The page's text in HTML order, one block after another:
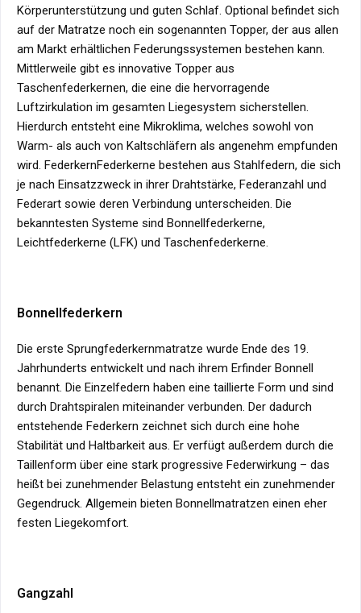
Körperunterstützung und guten Schlaf. Optional befindet sich
auf der Matratze noch ein sogenannten Topper, der aus allen
am Markt erhältlichen Federungssystemen bestehen kann.
Mittlerweile gibt es innovative Topper aus
Taschenfederkernen, die eine die hervorragende
Luftzirkulation im gesamten Liegesystem sicherstellen.
Hierdurch entsteht eine Mikroklima, welches sowohl von
Warm- als auch von Kaltschläfern als angenehm empfunden
wird. FederkernFederkerne bestehen aus Stahlfedern, die sich
je nach Einsatzzweck in ihrer Drahtstärke, Federanzahl und
Federart sowie deren Verbindung unterscheiden. Die
bekanntesten Systeme sind Bonnellfederkerne,
Leichtfederkerne (LFK) und Taschenfederkerne.
Bonnellfederkern
Die erste Sprungfederkernmatratze wurde Ende des 19.
Jahrhunderts entwickelt und nach ihrem Erfinder Bonnell
benannt. Die Einzelfedern haben eine taillierte Form und sind
durch Drahtspiralen miteinander verbunden. Der dadurch
entstehende Federkern zeichnet sich durch eine hohe
Stabilität und Haltbarkeit aus. Er verfügt außerdem durch die
Taillenform über eine stark progressive Federwirkung – das
heißt bei zunehmender Belastung entsteht ein zunehmender
Gegendruck. Allgemein bieten Bonnellmatratzen einen eher
festen Liegekomfort.
Gangzahl